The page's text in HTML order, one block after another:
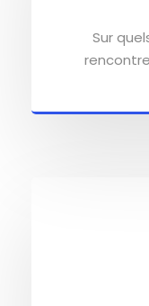
Sur